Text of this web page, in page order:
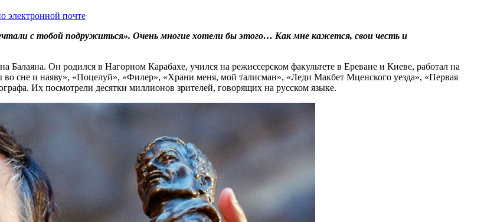
электронной почте
с тобой подружиться». Очень многие хотели бы этого… Как мне кажется, свои честь и
Балаяна. Он родился в Нагорном Карабахе, учился на режиссерском факультете в Ереване и Киеве, работал на
сне и наяву», «Поцелуй», «Филер», «Храни меня, мой талисман», «Леди Макбет Мценского уезда», «Первая
Их посмотрели десятки миллионов зрителей, говорящих на русском языке.